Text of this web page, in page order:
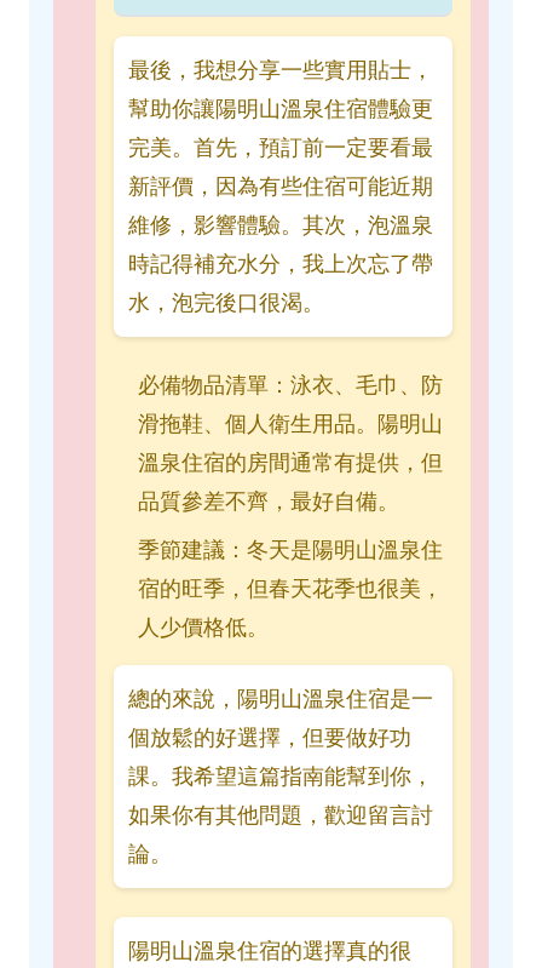
最後，我想分享一些實用貼士，
幫助你讓陽明山溫泉住宿體驗更
完美。首先，預訂前一定要看最
新評價，因為有些住宿可能近期
維修，影響體驗。其次，泡溫泉
時記得補充水分，我上次忘了帶
水，泡完後口很渴。
必備物品清單：泳衣、毛巾、防
滑拖鞋、個人衛生用品。陽明山
溫泉住宿的房間通常有提供，但
品質參差不齊，最好自備。
季節建議：冬天是陽明山溫泉住
宿的旺季，但春天花季也很美，
人少價格低。
總的來說，陽明山溫泉住宿是一
個放鬆的好選擇，但要做好功
課。我希望這篇指南能幫到你，
如果你有其他問題，歡迎留言討
論。
陽明山溫泉住宿的選擇真的很